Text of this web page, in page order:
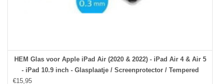
HEM Glas voor Apple iPad Air (2020 & 2022) - iPad Air 4 & Air 5
- iPad 10.9 inch - Glasplaatje / Screenprotector / Tempered
€15,95